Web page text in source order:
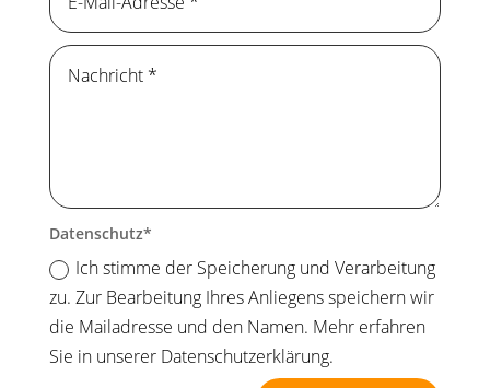
Datenschutz
Ich stimme der Speicherung und Verarbeitung
zu. Zur Bearbeitung Ihres Anliegens speichern wir
die Mailadresse und den Namen. Mehr erfahren
Sie in unserer Datenschutzerklärung.